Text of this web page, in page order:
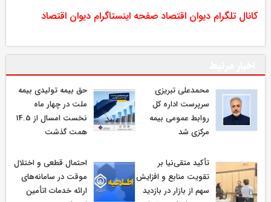
کانال تلگرام دیوان اقتصاد صفحه اینستاگرام دیوان اقتصاد
محمدعلی تبریزی
سرپرست اداره كل
روابط عمومی بیمه
مركزی شد
حق بیمه تولیدی بیمه
ملت در چهار ماه
نخست امسال از 14.5
همت گذشت
تأکید متقی‌نیا بر
تقویت منابع و افزایش
سهم از بازار در بازدید
احتمال قطعی و اختلال
موقت در سامانه‌های
ارائه خدمات اتأمین